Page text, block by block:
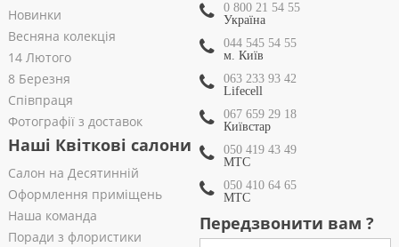
Новинки
Весняна колекція
14 Лютого
8 Березня
Співпраця
Фотографії з доставок
Наші Квіткові салони
Салон на Десятинній
Оформлення приміщень
Наша команда
Поради з флористики
0 800 21 54 55
Україна
044 545 54 55
м. Київ
063 233 93 42
Lifecell
067 659 29 18
Київстар
050 419 43 49
МТС
050 410 64 65
МТС
Передзвонити вам ?